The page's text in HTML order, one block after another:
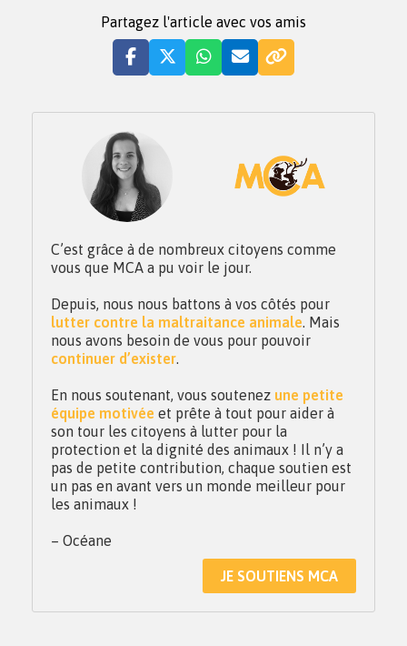
Partagez l'article avec vos amis
C’est grâce à de nombreux citoyens comme
vous que MCA a pu voir le jour.
Depuis, nous nous battons à vos côtés pour
lutter contre la maltraitance animale. Mais
nous avons besoin de vous pour pouvoir
continuer d’exister.
En nous soutenant, vous soutenez une petite
équipe motivée et prête à tout pour aider à
son tour les citoyens à lutter pour la
protection et la dignité des animaux ! Il n’y a
pas de petite contribution, chaque soutien est
un pas en avant vers un monde meilleur pour
les animaux !
– Océane
JE SOUTIENS MCA